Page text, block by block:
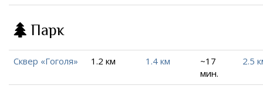
Парк
Сквер «Гоголя» 1.2 км 1.4 км
~17
мин.
2.5